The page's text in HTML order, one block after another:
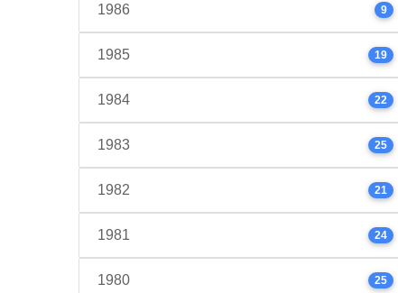
1986 9
1985 19
1984 22
1983 25
1982 21
1981 24
1980 25